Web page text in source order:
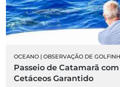
OCEANO | OBSERVAÇÃO DE
Passeio de Catamarã
Cetáceos Garantido